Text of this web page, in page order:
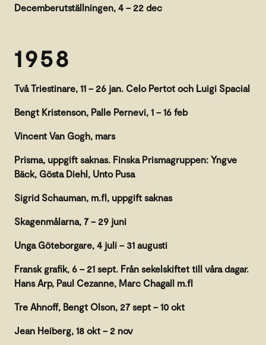
Decemberutställningen, 4 – 22 dec
1958
Två Triestinare, 11 – 26 jan. Celo Pertot och Luigi Spacial
Bengt Kristenson, Palle Pernevi, 1 – 16 feb
Vincent Van Gogh, mars
Prisma, uppgift saknas. Finska Prismagruppen: Yngve
Bäck, Gösta Diehl, Unto Pusa
Sigrid Schauman, m.fl, uppgift saknas
Skagenmålarna, 7 – 29 juni
Unga Göteborgare, 4 juli – 31 augusti
Fransk grafik, 6 – 21 sept. Från sekelskiftet till våra dagar.
Hans Arp, Paul Cezanne, Marc Chagall m.fl
Tre Ahnoff, Bengt Olson, 27 sept – 10 okt
Jean Heiberg, 18 okt – 2 nov